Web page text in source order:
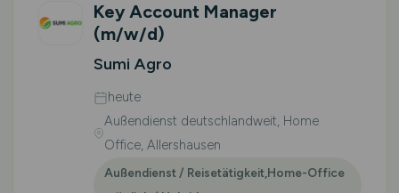
Key Account Manager
(m/w/d)
Sumi Agro
heute
Außendienst deutschlandweit, Home
Office, Allershausen
Außendienst / Reisetätigkeit,Home-Office